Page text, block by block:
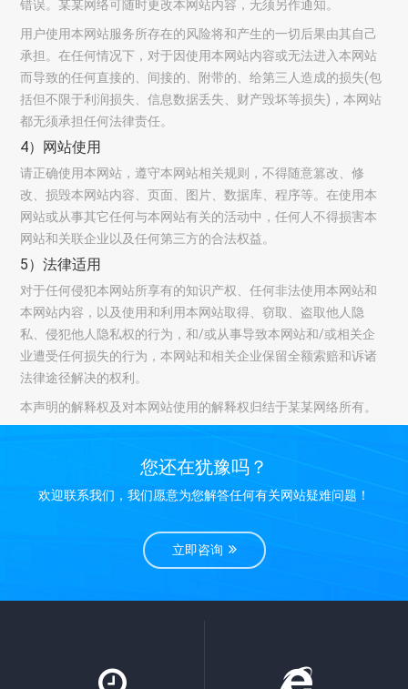
错误。某某网络可随时更改本网站内容，无须另作通知。
用户使用本网站服务所存在的风险将和产生的一切后果由其自己
承担。在任何情况下，对于因使用本网站内容或无法进入本网站
而导致的任何直接的、间接的、附带的、给第三人造成的损失(包
括但不限于利润损失、信息数据丢失、财产毁坏等损失)，本网站
都无须承担任何法律责任。
4）网站使用
请正确使用本网站，遵守本网站相关规则，不得随意篡改、修
改、损毁本网站内容、页面、图片、数据库、程序等。在使用本
网站或从事其它任何与本网站有关的活动中，任何人不得损害本
网站和关联企业以及任何第三方的合法权益。
5）法律适用
对于任何侵犯本网站所享有的知识产权、任何非法使用本网站和
本网站内容，以及使用和利用本网站取得、窃取、盗取他人隐
私、侵犯他人隐私权的行为，和/或从事导致本网站和/或相关企
业遭受任何损失的行为，本网站和相关企业保留全额索赔和诉诸
法律途径解决的权利。
本声明的解释权及对本网站使用的解释权归结于某某网络所有。
您还在犹豫吗？
欢迎联系我们，我们愿意为您解答任何有关网站疑难问题！
立即咨询